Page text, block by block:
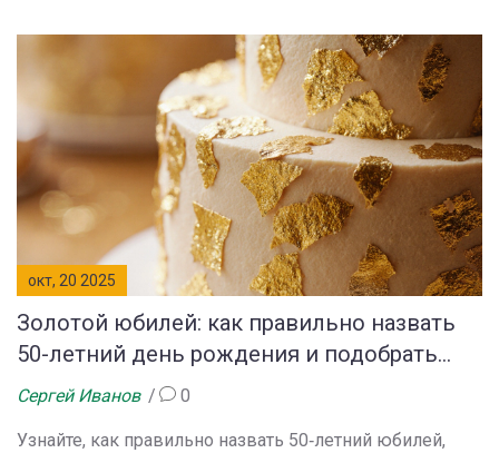
окт, 20 2025
Золотой юбилей: как правильно назвать
50-летний день рождения и подобрать
поздравления
Сергей Иванов 0
Узнайте, как правильно назвать 50‑летний юбилей,